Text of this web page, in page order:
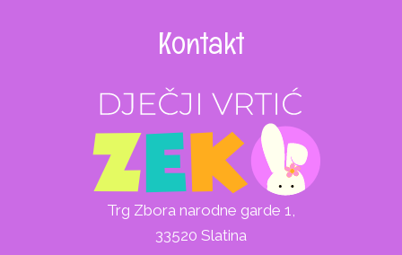
Kontakt
Trg Zbora narodne garde 1,
33520 Slatina